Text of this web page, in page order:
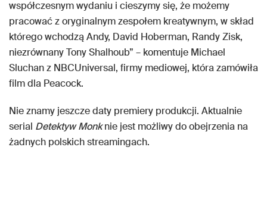
współczesnym wydaniu i cieszymy się, że możemy
pracować z oryginalnym zespołem kreatywnym, w skład
którego wchodzą Andy, David Hoberman, Randy Zisk,
niezrównany Tony Shalhoub” – komentuje Michael
Sluchan z NBCUniversal, firmy mediowej, która zamówiła
film dla Peacock.
Nie znamy jeszcze daty premiery produkcji. Aktualnie
serial Detektyw Monknie jest możliwy do obejrzenia na
żadnych polskich streamingach.